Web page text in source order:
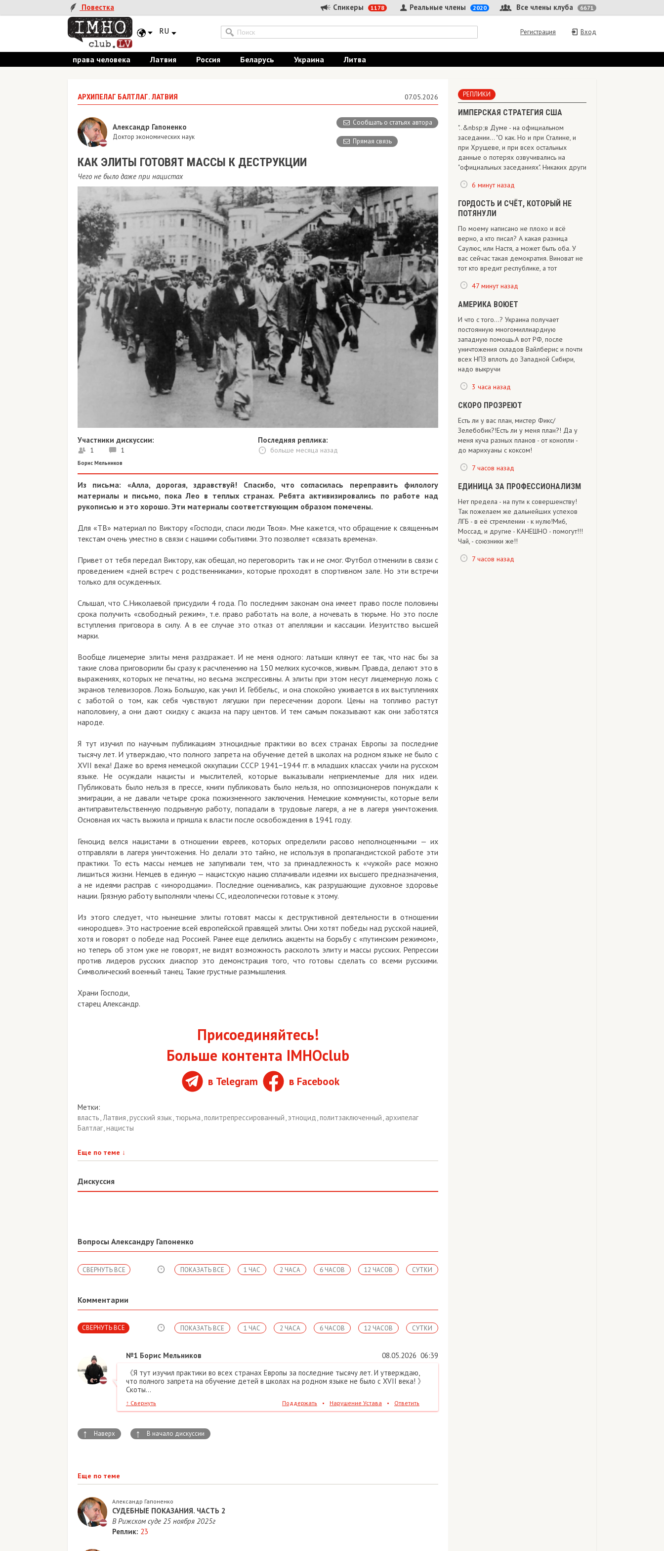
Повестка Спикеры 1178 Все члены клуба 6671
Реальные члены 2020
RU Вход
Регистрация
права человека Латвия Россия Беларусь Украина Литва
АРХИПЕЛАГ БАЛТЛАГ. ЛАТВИЯ 07.05.2026
Сообщать о статьях автора
Прямая связь
Александр Гапоненко
Доктор экономических наук
КАК ЭЛИТЫ ГОТОВЯТ МАССЫ К ДЕСТРУКЦИИ
Чего не было даже при нацистах
Участники дискуссии:
1 1
Последняя реплика:
больше месяца назад
Борис Мельников
Из письма: «Алла, дорогая, здравствуй! Спасибо, что согласилась переправить филологу
материалы и письмо, пока Лео в теплых странах. Ребята активизировались по работе над
рукописью и это хорошо. Эти материалы соответствующим образом помечены.
Для «ТВ» материал по Виктору «Господи, спаси люди Твоя». Мне кажется, что обращение к священным
текстам очень уместно в связи с нашими событиями. Это позволяет «связать времена».
Привет от тебя передал Виктору, как обещал, но переговорить так и не смог. Футбол отменили в связи с
проведением «дней встреч с родственниками», которые проходят в спортивном зале. Но эти встречи
только для осужденных.
Слышал, что С.Николаевой присудили 4 года. По последним законам она имеет право после половины
срока получить «свободный режим», т.е. право работать на воле, а ночевать в тюрьме. Но это после
вступления приговора в силу. А в ее случае это отказ от апелляции и кассации. Иезуитство высшей
марки.
Вообще лицемерие элиты меня раздражает. И не меня одного: латыши клянут ее так, что нас бы за
такие слова приговорили бы сразу к расчленению на 150 мелких кусочков, живым. Правда, делают это в
выражениях, которых не печатны, но весьма экспрессивны. А элиты при этом несут лицемерную ложь с
экранов телевизоров. Ложь Большую, как учил И. Геббельс, и она спокойно уживается в их выступлениях
с заботой о том, как себя чувствуют лягушки при пересечении дороги. Цены на топливо растут
наполовину, а они дают скидку с акциза на пару центов. И тем самым показывают как они заботятся
народе.
Я тут изучил по научным публикациям этноцидные практики во всех странах Европы за последние
тысячу лет. И утверждаю, что полного запрета на обучение детей в школах на родном языке не было с
XVII века! Даже во время немецкой оккупации СССР 1941−1944 гг. в младших классах учили на русском
языке. Не осуждали нацисты и мыслителей, которые выказывали неприемлемые для них идеи.
Публиковать было нельзя в прессе, книги публиковать было нельзя, но оппозиционеров понуждали к
эмиграции, а не давали четыре срока пожизненного заключения. Немецкие коммунисты, которые вели
антиправительственную подрывную работу, попадали в трудовые лагеря, а не в лагеря уничтожения.
Основная их часть выжила и пришла к власти после освобождения в 1941 году.
Геноцид велся нацистами в отношении евреев, которых определили расово неполноценными — их
отправляли в лагеря уничтожения. Но делали это тайно, не используя в пропагандистской работе эти
практики. То есть массы немцев не запугивали тем, что за принадлежность к «чужой» расе можно
лишиться жизни. Немцев в единую — нацистскую нацию сплачивали идеями их высшего предназначения,
а не идеями расправ с «инородцами». Последние оценивались, как разрушающие духовное здоровье
нации. Грязную работу выполняли члены СС, идеологически готовые к этому.
Из этого следует, что нынешние элиты готовят массы к деструктивной деятельности в отношении
«инородцев». Это настроение всей европейской правящей элиты. Они хотят победы над русской нацией,
хотя и говорят о победе над Россией. Ранее еще делились акценты на борьбу с «путинским режимом»,
но теперь об этом уже не говорят, не видят возможность расколоть элиту и массы русских. Репрессии
против лидеров русских диаспор это демонстрация того, что готовы сделать со всеми русскими.
Символический военный танец. Такие грустные размышления.
Храни Господи,
старец Александр.
Присоединяйтесь!
Больше контента IMHOclub
в Telegram в Facebook
Метки:
власть,Латвия,русский язык, тюрьма,политрепрессированный,этноцид,политзаключенный, архипелаг
Балтлаг,нацисты
Еще по теме ↓
Дискуссия
Вопросы Александру Гапоненко
СВЕРНУТЬ ВСЕ СУТКИ
12 ЧАСОВ
6 ЧАСОВ
2 ЧАСА
1 ЧАС
ПОКАЗАТЬ ВСЕ
Комментарии
СВЕРНУТЬ ВСЕ СУТКИ
12 ЧАСОВ
6 ЧАСОВ
2 ЧАСА
1 ЧАС
ПОКАЗАТЬ ВСЕ
№1 Борис Мельников 08.05.2026 06:39
《Я тут изучил практики во всех странах Европы за последние тысячу лет. И утверждаю,
что полного запрета на обучение детей в школах на родном языке не было с XVII века! 》
Скоты...
↑ Свернуть Поддержать • Нарушение Устава • Ответить
↑ Наверх ↑ В начало дискуссии
Еще по теме
Александр Гапоненко
СУДЕБНЫЕ ПОКАЗАНИЯ. ЧАСТЬ 2
В Рижском суде 25 ноября 2025г
Реплик: 23
РЕПЛИКИ
ИМПЕРСКАЯ СТРАТЕГИЯ США
"..&nbsp;в Думе - на официальном
заседании... "О как. Но и при Сталине, и
при Хрущеве, и при всех остальных
данные о потерях озвучивались на
"официальных заседаниях". Никаких други
6 минут назад
ГОРДОСТЬ И СЧЁТ, КОТОРЫЙ НЕ
ПОТЯНУЛИ
По моему написано не плохо и всё
верно, а кто писал? А какая разница
Саулюс, или Настя, а может быть оба. У
вас сейчас такая демократия. Виноват не
тот кто вредит республике, а тот
47 минут назад
АМЕРИКА ВОЮЕТ
И что с того...? Украина получает
постоянную многомиллиардную
западную помощь.А вот РФ, после
уничтожения складов Вайлберис и почти
всех НПЗ вплоть до Западной Сибири,
надо выкручи
3 часа назад
СКОРО ПРОЗРЕЮТ
Есть ли у вас план, мистер Фикс/
Зелебобик?!Есть ли у меня план?! Да у
меня куча разных планов - от конопли -
до марихуаны с коксом!
7 часов назад
ЕДИНИЦА ЗА ПРОФЕССИОНАЛИЗМ
Нет предела - на пути к совершенству!
Так пожелаем же дальнейших успехов
ЛГБ - в её стремлении - к нулю!Ми6,
Моссад, и другие - КАНЕШНО - помогут!!!
Чай, - союзники же!!
7 часов назад